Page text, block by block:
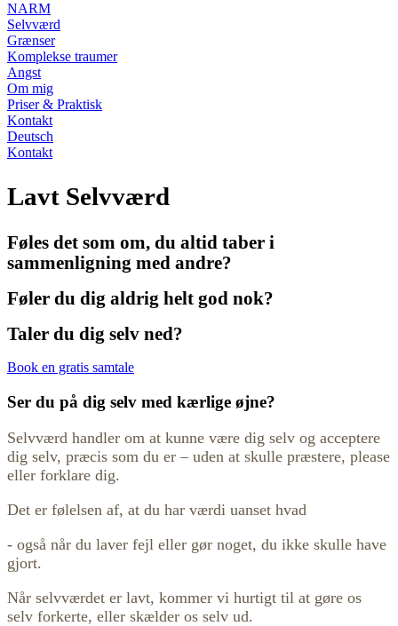
NARM
Selvværd
Grænser
Komplekse traumer
Angst
Om mig
Priser & Praktisk
Kontakt
Deutsch
Kontakt
Lavt Selvværd
Føles det som om, du altid taber i
sammenligning med andre?
Føler du dig aldrig helt god nok?
Taler du dig selv ned?
Book en gratis samtale
Ser du på dig selv med kærlige øjne?
Selvværd handler om at kunne være dig selv og acceptere
dig selv, præcis som du er – uden at skulle præstere, please
eller forklare dig.
Det er følelsen af, at du har værdi uanset hvad
- også når du laver fejl eller gør noget, du ikke skulle have
gjort.
Når selvværdet er lavt, kommer vi hurtigt til at gøre os
selv forkerte, eller skælder os selv ud.